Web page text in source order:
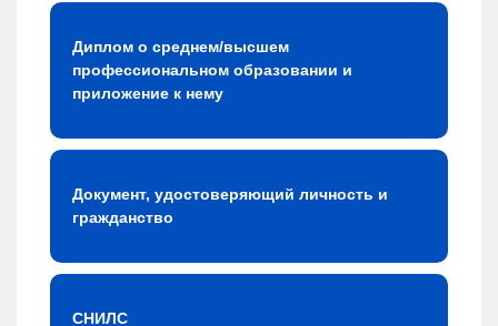
Диплом о среднем/высшем
профессиональном образовании и
приложение к нему
Документ, удостоверяющий личность и
гражданство
СНИЛС